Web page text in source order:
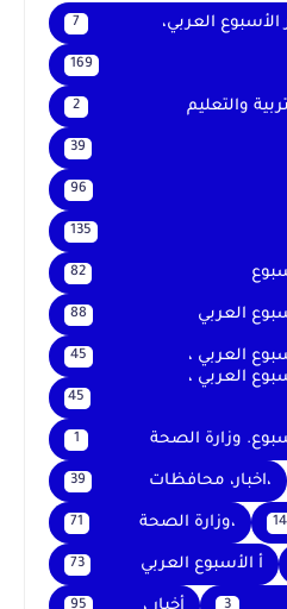
الأسبوع العربي، 7
169
والتعليم 2
39
96
135
82
العربي 88
العربي ، 45
العربي ،
45
وزارة الصحة 1
،اخبار، محافظات 39
،وزارة الصحة 71
أ الأسبوع العربي 73
3
95